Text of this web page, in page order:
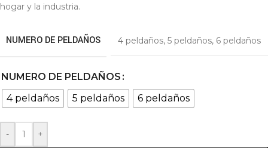
hogar y la industria.
NUMERO DE PELDAÑOS 4 peldaños, 5 peldaños, 6 peldaños
NUMERO DE PELDAÑOS
4 peldaños
5 peldaños 6 peldaños
- +